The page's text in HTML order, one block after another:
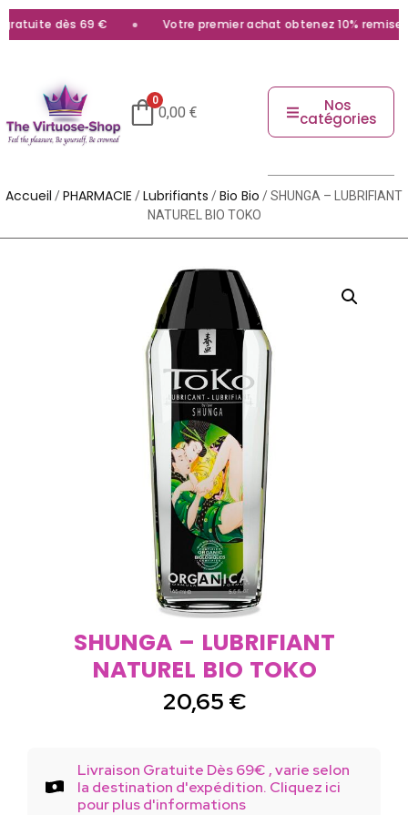
dès 69 € Votre premier achat obtenez 10% remise
0
0,00 € Nos
catégories
Accueil /PHARMACIE /Lubrifiants /Bio Bio / SHUNGA – LUBRIFIANT
NATUREL BIO TOKO
SHUNGA – LUBRIFIANT
NATUREL BIO TOKO
20,65 €
Livraison Gratuite Dès 69€ , varie selon
la destination d'expédition. Cliquez ici
pour plus d'informations